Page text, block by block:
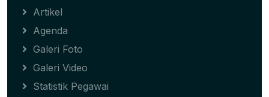
Artikel
Agenda
Galeri Foto
Galeri Video
Statistik Pegawai